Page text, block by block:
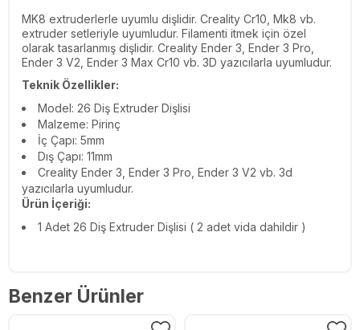
MK8 extruderlerle uyumlu dişlidir. Creality Cr10, Mk8 vb.
extruder setleriyle uyumludur. Filamenti itmek için özel
olarak tasarlanmış dişlidir. Creality Ender 3, Ender 3 Pro,
Ender 3 V2, Ender 3 Max Cr10 vb. 3D yazıcılarla uyumludur.
Teknik Özellikler:
Model: 26 Diş Extruder Dişlisi
Malzeme: Pirinç
İç Çapı: 5mm
Dış Çapı: 11mm
Creality Ender 3, Ender 3 Pro, Ender 3 V2 vb. 3d
yazıcılarla uyumludur.
Ürün İçeriği:
1 Adet 26 Diş Extruder Dişlisi ( 2 adet vida dahildir )
Benzer Ürünler